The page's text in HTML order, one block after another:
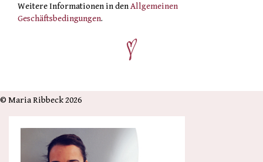
Weitere Informationen in denAllgemeinen
Geschäftsbedingungen.
© Maria Ribbeck 2026